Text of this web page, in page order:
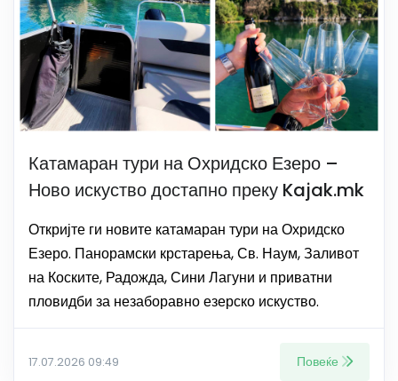
Катамаран тури на Охридско Езеро –
Ново искуство достапно преку Kajak.mk
Откријте ги новите катамаран тури на Охридско
Езеро. Панорамски крстарења, Св. Наум, Заливот
на Коските, Радожда, Сини Лагуни и приватни
пловидби за незаборавно езерско искуство.
17.07.2026 09:49 Повеќе